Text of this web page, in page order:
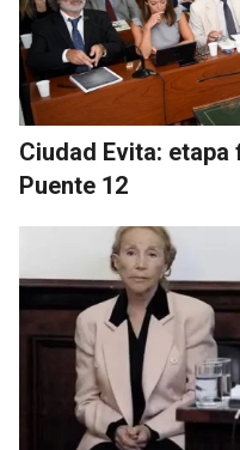
Ciudad Evita:
Puente 12